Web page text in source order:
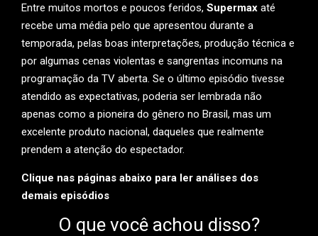
Entre muitos mortos e poucos feridos, Supermax até
recebe uma média pelo que apresentou durante a
temporada, pelas boas interpretações, produção técnica e
por algumas cenas violentas e sangrentas incomuns na
programação da TV aberta. Se o último episódio tivesse
atendido as expectativas, poderia ser lembrada não
apenas como a pioneira do gênero no Brasil, mas um
excelente produto nacional, daqueles que realmente
prendem a atenção do espectador.
Clique nas páginas abaixo para ler análises dos
demais episódios
O que você achou disso?